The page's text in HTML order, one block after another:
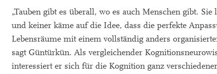
„Tauben gibt es überall, wo es auch Menschen gibt.
und keiner käme auf die Idee, dass die perfekte
Lebensräume mit einem vollständig anders
sagt Güntürkün. Als vergleichender
interessiert er sich für die Kognition ganz